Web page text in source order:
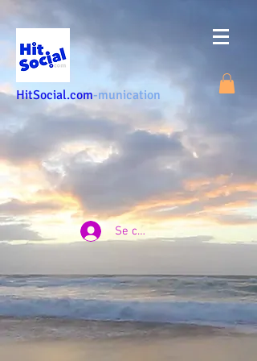
HitSocial.com-munication
Se connecter